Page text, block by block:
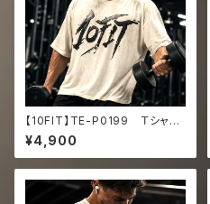
【10FIT】TE-P0199 Ｔシャ
ツ トレーニング 筋トレ 10F
ITアートデザイン Oversize
d faded t-shirt
¥4,900